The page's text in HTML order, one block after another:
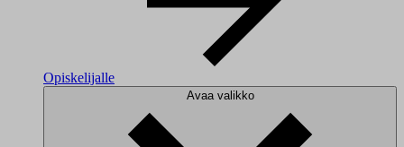
Opiskelijalle
Avaa valikko